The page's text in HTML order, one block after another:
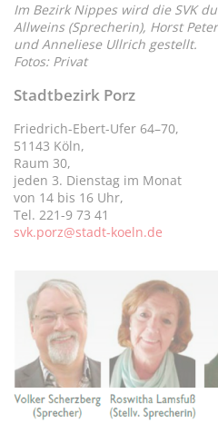
Im Bezirk Nippes wird die SVK
Allweins (Sprecherin), Horst
und Anneliese Ullrich gestellt.
Fotos: Privat
Stadtbezirk Porz
Friedrich-Ebert-Ufer 64–70,
51143 Köln,
Raum 30,
jeden 3. Dienstag im Monat
von 14 bis 16 Uhr,
Tel. 221-9 73 41
svk.porz@stadt-koeln.de